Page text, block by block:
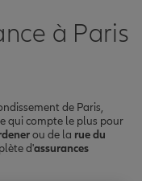
à Paris
de Paris,
qui compte le plus pour
ou de la rue du
d'assurances